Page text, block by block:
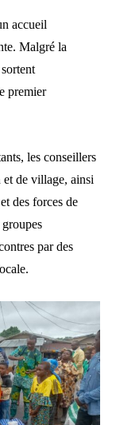
accueil
Malgré la
premier
les conseillers
de village, ainsi
des forces de
par des